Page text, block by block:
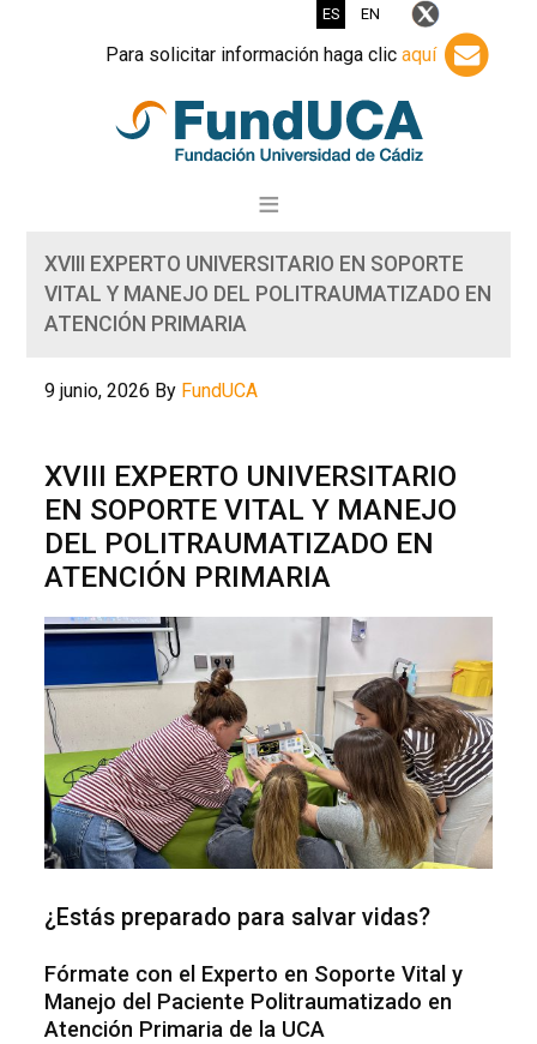
ES EN
Para solicitar información haga clic aquí
XVIII EXPERTO UNIVERSITARIO EN SOPORTE
VITAL Y MANEJO DEL POLITRAUMATIZADO EN
ATENCIÓN PRIMARIA
9 junio, 2026 By FundUCA
XVIII EXPERTO UNIVERSITARIO
EN SOPORTE VITAL Y MANEJO
DEL POLITRAUMATIZADO EN
ATENCIÓN PRIMARIA
¿Estás preparado para salvar vidas?
Fórmate con el Experto en Soporte Vital y
Manejo del Paciente Politraumatizado en
Atención Primaria de la UCA